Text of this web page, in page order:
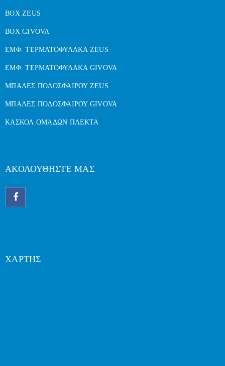
BOX ZEUS
BOX GIVOVA
ΕΜΦ. ΤΕΡΜΑΤΟΦΥΛΑΚΑ ZEUS
ΕΜΦ. ΤΕΡΜΑΤΟΦΥΛΑΚΑ GIVOVA
ΜΠΑΛΕΣ ΠΟΔΟΣΦΑΙΡΟΥ ZEUS
ΜΠΑΛΕΣ ΠΟΔΟΣΦΑΙΡΟΥ GIVOVA
ΚΑΣΚΟΛ ΟΜΑΔΩΝ ΠΛΕΚΤΑ
ΑΚΟΛΟΥΘΗΣΤΕ ΜΑΣ
ΧΑΡΤΗΣ